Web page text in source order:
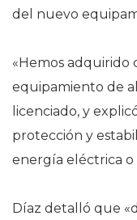
del nuevo
«Hemos adquirido
equipamiento de
licenciado, y
protección y
energía eléctrica o
Díaz detalló que